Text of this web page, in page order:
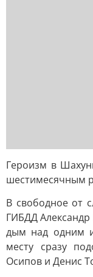
Героизм в
шестимесячным
В свободное от
ГИБДД
дым над одним
месту сразу
Осипов и Денис